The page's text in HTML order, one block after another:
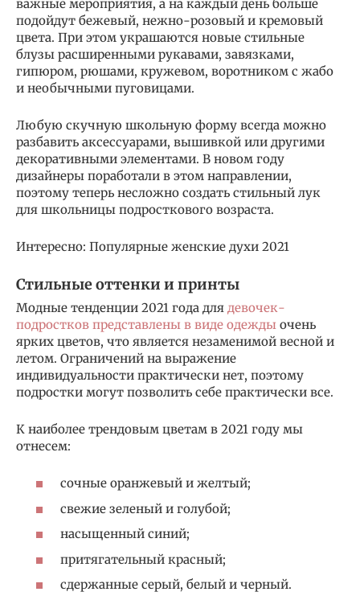
важные мероприятия, а на каждый день больше
подойдут бежевый, нежно-розовый и кремовый
цвета. При этом украшаются новые стильные
блузы расширенными рукавами, завязками,
гипюром, рюшами, кружевом, воротником с жабо
и необычными пуговицами.
Любую скучную школьную форму всегда можно
разбавить аксессуарами, вышивкой или другими
декоративными элементами. В новом году
дизайнеры поработали в этом направлении,
поэтому теперь несложно создать стильный лук
для школьницы подросткового возраста.
Интересно: Популярные женские духи 2021
Стильные оттенки и принты
Модные тенденции 2021 года для девочек-
подростков представлены в виде одежды очень
ярких цветов, что является незаменимой весной и
летом. Ограничений на выражение
индивидуальности практически нет, поэтому
подростки могут позволить себе практически все.
К наиболее трендовым цветам в 2021 году мы
отнесем:
сочные оранжевый и желтый;
свежие зеленый и голубой;
насыщенный синий;
притягательный красный;
сдержанные серый, белый и черный.